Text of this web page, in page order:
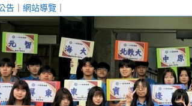
告 ｜ 網站導覽 ｜